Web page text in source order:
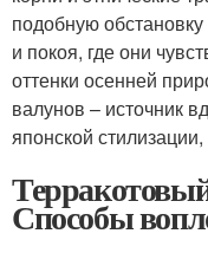
подобную
и покоя, где они
оттенки осенней
валунов – источник
японской
Способы